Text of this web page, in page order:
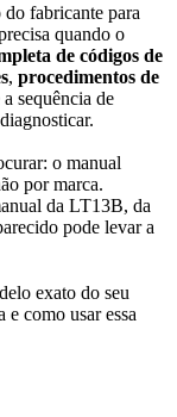
fabricante para
quando o
de códigos de
, procedimentos de
a sequência de
o manual
por marca.
da LT13B, da
pode levar a
exato do seu
como usar essa